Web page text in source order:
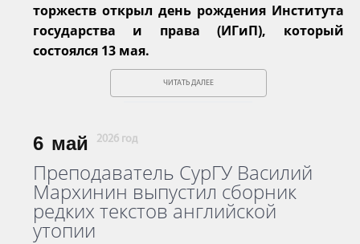
торжеств открыл день рождения Института
государства и права (ИГиП), который
состоялся 13 мая.
ЧИТАТЬ ДАЛЕЕ
6 май 2026 год
Преподаватель СурГУ Василий
Мархинин выпустил сборник
редких текстов английской
утопии